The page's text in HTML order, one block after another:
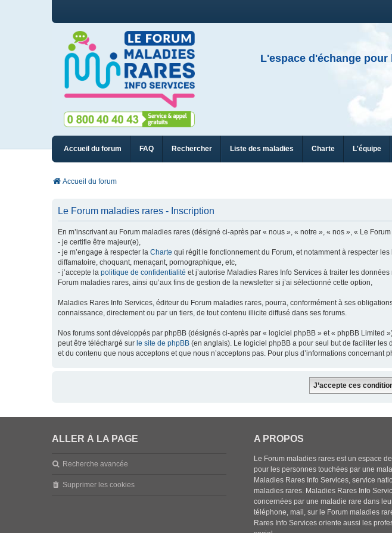
L'espace d'échange
Accueil du forum FAQ Rechercher Liste des maladies Charte L'équipe
Accueil du forum
Le Forum maladies rares - Inscription
En m’inscrivant au Forum maladies rares (désigné ci-après par « nous », « notre », « nos », « Le
- je certifie être majeur(e),
- je m’engage à respecter la Charte qui régit le fonctionnement du Forum, et notamment à respecter
diffamatoire, choquant, menaçant, pornographique, etc,
- j’accepte la politique de confidentialité et j’autorise Maladies Rares Info Services à traiter les
Forum maladies rares, ainsi qu’aux fins de gestion de la newsletter si j’ai sélectionné cette option,
Maladies Rares Info Services, éditeur du Forum maladies rares, pourra, conformément à ses
connaissance, directement ou par un tiers, de tout contenu illicite diffusé dans ses forums.
Nos forums sont développés par phpBB (désignés ci-après par « logiciel phpBB » et « phpBB Limited
peut être téléchargé sur le site de phpBB (en anglais). Le logiciel phpBB a pour seul but de faciliter
et du contenu que nous acceptons et que nous n’acceptons pas. Pour plus d’informations concernant
ALLER À LA PAGE
Recherche avancée
Supprimer les cookies
A PROPOS
Le Forum maladies rares est un espace
pour les personnes touchées par une
Maladies Rares Info Services, service
maladies rares. Maladies Rares Info
concernées par une maladie rare dans
téléphone, mail, sur le Forum maladies
Rares Info Services oriente aussi les